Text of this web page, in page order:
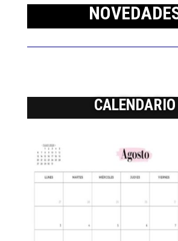
CALENDARIO